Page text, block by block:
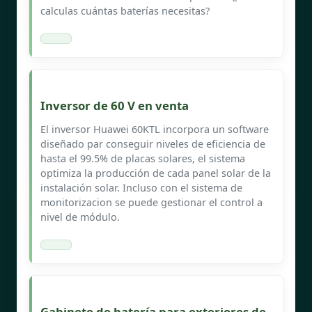
calculas cuántas baterías necesitas?
Inversor de 60 V en venta
El inversor Huawei 60KTL incorpora un software
diseñado par conseguir niveles de eficiencia de
hasta el 99.5% de placas solares, el sistema
optimiza la producción de cada panel solar de la
instalación solar. Incluso con el sistema de
monitorizacion se puede gestionar el control a
nivel de módulo.